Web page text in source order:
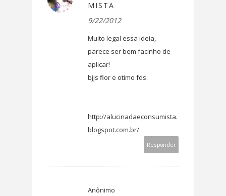
MISTA
9/22/2012
Muito legal essa ideia,
parece ser bem facinho de
aplicar!
bjjs flor e otimo fds.
http://alucinadaeconsumista.
blogspot.com.br/
Responder
Anônimo